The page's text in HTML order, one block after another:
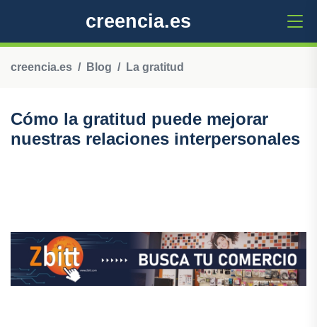
creencia.es
creencia.es Blog La gratitud
Cómo la gratitud puede mejorar
nuestras relaciones interpersonales